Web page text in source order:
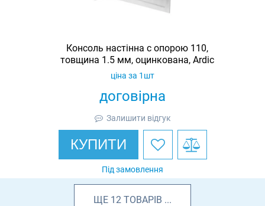
Консоль настінна c опорою 110,
товщина 1.5 мм, оцинкована, Ardic
договірна
ціна за 1шт
Залишити відгук
КУПИТИ
Під замовлення
ЩЕ 12 ТОВАРІВ ...